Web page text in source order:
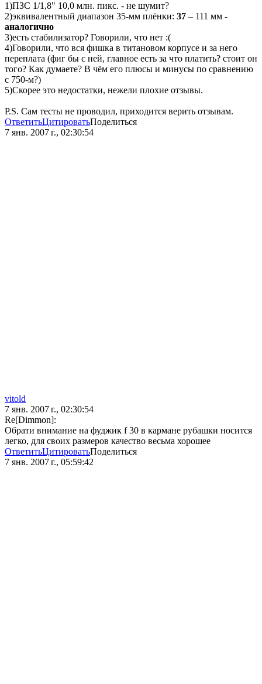
1)ПЗС 1/1,8" 10,0 млн. пикс. - не шумит?
2)эквивалентный диапазон 35-мм плёнки: 37 – 111 мм -
аналогично
3)есть стабилизатор? Говорили, что нет :(
4)Говорили, что вся фишка в титановом корпусе и за него
переплата (фиг бы с ней, главное есть за что платить? стоит он
того? Как думаете? В чём его плюсы и минусы по сравнению
с 750-м?)
5)Скорее это недостатки, нежели плохие отзывы.
P.S. Сам тесты не проводил, приходится верить отзывам.
ОтветитьЦитироватьПоделиться
7 янв. 2007 г., 02:30:54
vitold
7 янв. 2007 г., 02:30:54
Re[Dimmon]:
Обрати внимание на фуджик f 30 в кармане рубашки носится
легко, для своих размеров качество весьма хорошее
ОтветитьЦитироватьПоделиться
7 янв. 2007 г., 05:59:42